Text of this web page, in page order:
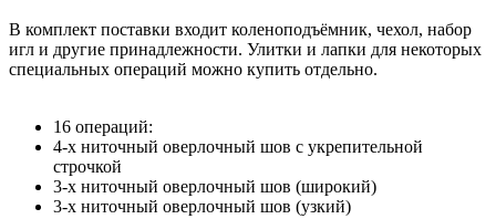
В комплект поставки входит коленоподъёмник, чехол, набор
игл и другие принадлежности. Улитки и лапки для некоторых
специальных операций можно купить отдельно.
16 операций:
4-х ниточный оверлочный шов с укрепительной
строчкой
3-х ниточный оверлочный шов (широкий)
3-х ниточный оверлочный шов (узкий)